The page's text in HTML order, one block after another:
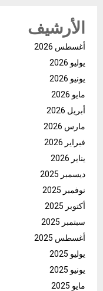
الأرشيف
أغسطس 2026
يوليو 2026
يونيو 2026
مايو 2026
أبريل 2026
مارس 2026
فبراير 2026
يناير 2026
ديسمبر 2025
نوفمبر 2025
أكتوبر 2025
سبتمبر 2025
أغسطس 2025
يوليو 2025
يونيو 2025
مايو 2025